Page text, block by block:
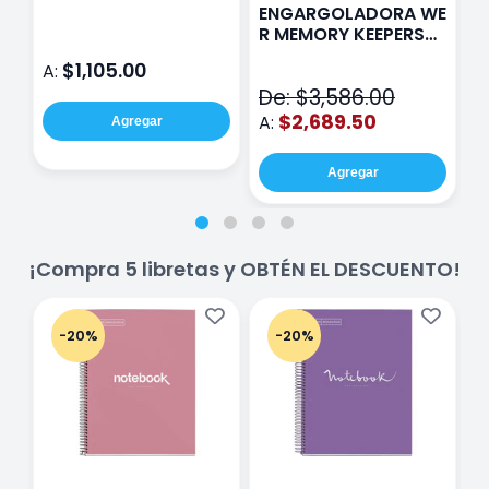
A: $1,105.00
Agregar
ENGARGOLADORA WE
R MEMORY KEEPERS
De: $3,586.00
A: $2,689.50
Agregar
¡Compra 5 libretas y OBTÉN EL DESCUENTO!
-20% -20%